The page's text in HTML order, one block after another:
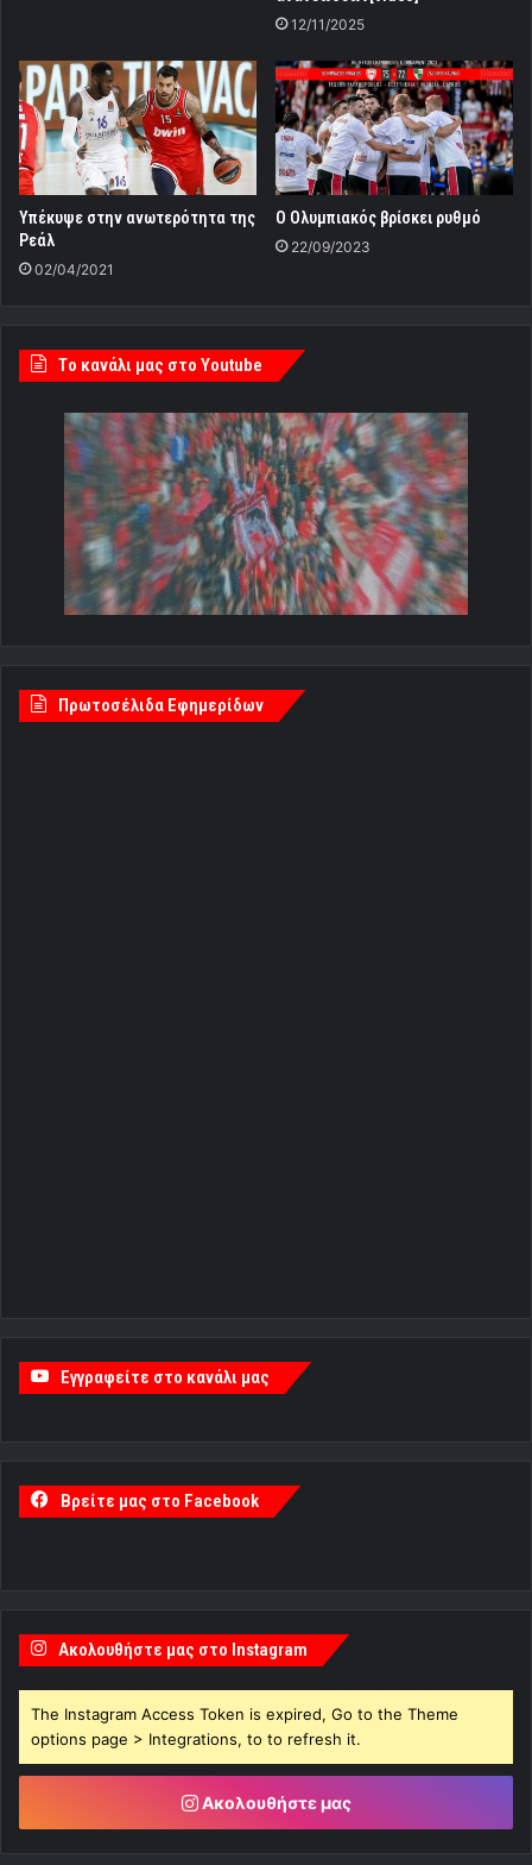
12/11/2025
Υπέκυψε στην ανωτερότητα της
Ρεάλ
02/04/2021
Ο Ολυμπιακός βρίσκει ρυθμό
22/09/2023
Tο κανάλι μας στο Youtube
Πρωτοσέλιδα Εφημερίδων
Εγγραφείτε στο κανάλι μας
Βρείτε μας στο Facebook
Ακολουθήστε μας στο Instagram
The Instagram Access Token is expired, Go to the Theme
options page > Integrations, to to refresh it.
Ακολουθήστε μας